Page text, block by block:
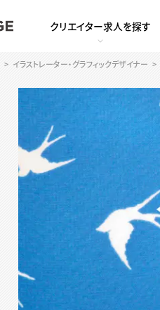
クリエイター求人を探す
イラストレーター・グラフィックデザイナー